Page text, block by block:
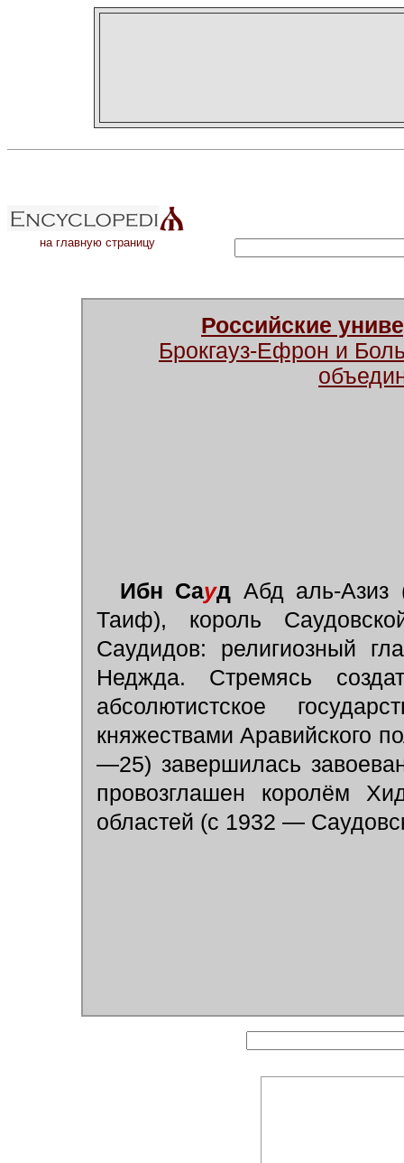
на главную страницу
Российские
Брокгауз-Ефрон и
Ибн Сауд Абд аль-Азиз
Таиф), король
Саудидов: религиозный
Неджда. Стремясь
абсолютистское
княжествами Аравийского
—25) завершилась
провозглашен королём
областей (с 1932 —